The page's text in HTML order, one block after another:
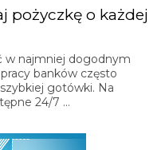
pożyczkę o każdej
w najmniej dogodnym
banków często
gotówki. Na
24/7 …